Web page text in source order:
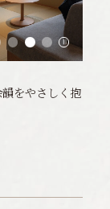
をやさしく抱